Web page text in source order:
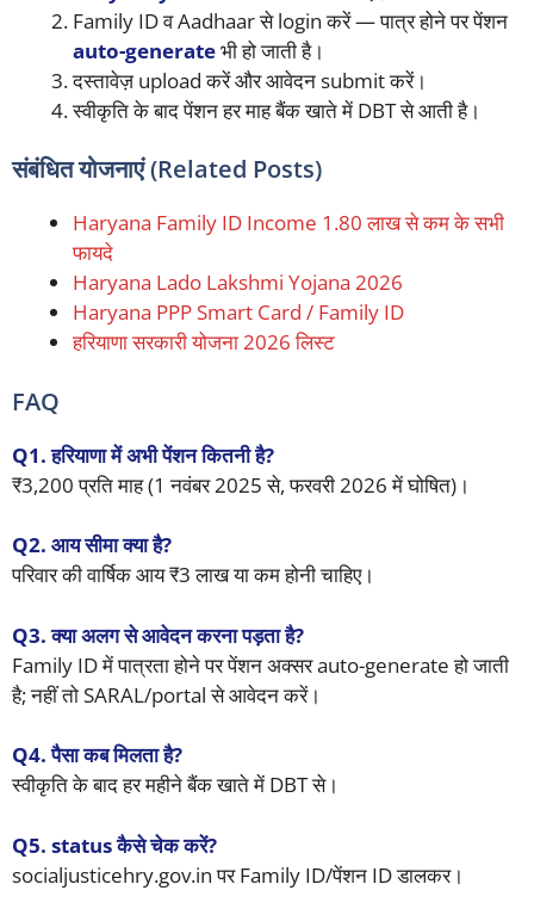
Family ID व Aadhaar से login करें — पात्र होने पर पेंशन
auto-generateभी हो जाती है।
दस्तावेज़ upload करें और आवेदन submit करें।
स्वीकृति के बाद पेंशन हर माह बैंक खाते में DBT से आती है।
संबंधित योजनाएं (Related Posts)
Haryana Family ID Income 1.80 लाख से कम के सभी
फायदे
Haryana Lado Lakshmi Yojana 2026
Haryana PPP Smart Card / Family ID
हरियाणा सरकारी योजना 2026 लिस्ट
FAQ
Q1. हरियाणा में अभी पेंशन कितनी है?
₹3,200 प्रति माह (1 नवंबर 2025 से, फरवरी 2026 में घोषित)।
Q2. आय सीमा क्या है?
परिवार की वार्षिक आय ₹3 लाख या कम होनी चाहिए।
Q3. क्या अलग से आवेदन करना पड़ता है?
Family ID में पात्रता होने पर पेंशन अक्सर auto-generate हो जाती
है; नहीं तो SARAL/portal से आवेदन करें।
Q4. पैसा कब मिलता है?
स्वीकृति के बाद हर महीने बैंक खाते में DBT से।
Q5. status कैसे चेक करें?
socialjusticehry.gov.in पर Family ID/पेंशन ID डालकर।